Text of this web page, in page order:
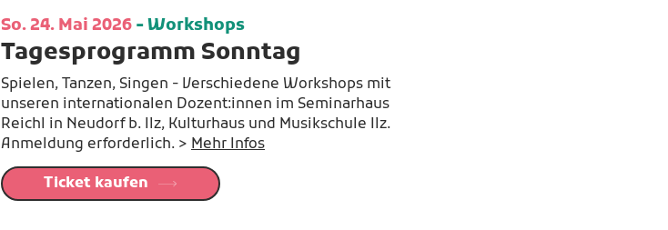
So. 24. Mai 2026 - Workshops
Tagesprogramm Sonntag
Spielen, Tanzen, Singen - Verschiedene Workshops mit
unseren internationalen Dozent:innen im Seminarhaus
Reichl in Neudorf b. Ilz, Kulturhaus und Musikschule Ilz.
Anmeldung erforderlich. > Mehr Infos
Ticket kaufen